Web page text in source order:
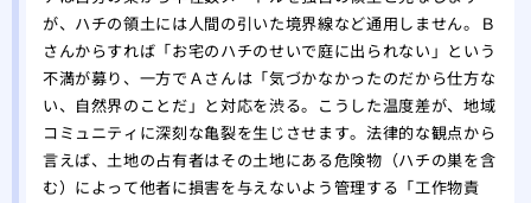
が、ハチの領土には人間の引いた境界線など通用しません。Ｂ
さんからすれば「お宅のハチのせいで庭に出られない」という
不満が募り、一方でＡさんは「気づかなかったのだから仕方な
い、自然界のことだ」と対応を渋る。こうした温度差が、地域
コミュニティに深刻な亀裂を生じさせます。法律的な観点から
言えば、土地の占有者はその土地にある危険物（ハチの巣を含
む）によって他者に損害を与えないよう管理する「工作物責